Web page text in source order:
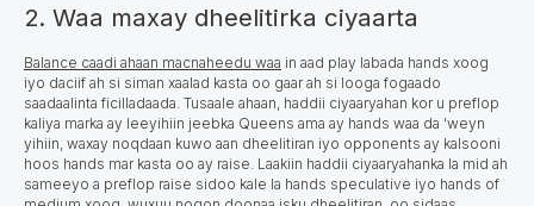
2. Waa maxay dheelitirka ciyaarta
Balance caadi ahaan macnaheedu waa in aad play labada hands xoog
iyo daciif ah si siman xaalad kasta oo gaar ah si looga fogaado
saadaalinta ficilladaada. Tusaale ahaan, haddii ciyaaryahan kor u preflop
kaliya marka ay leeyihiin jeebka Queens ama ay hands waa da 'weyn
yihiin, waxay noqdaan kuwo aan dheelitiran iyo оpponents ay kalsooni
hoos hands mar kasta oo ay raise. Laakiin haddii ciyaaryahanka la mid ah
sameeyo a preflop raise sidoo kale la hands speculative iyo hands of